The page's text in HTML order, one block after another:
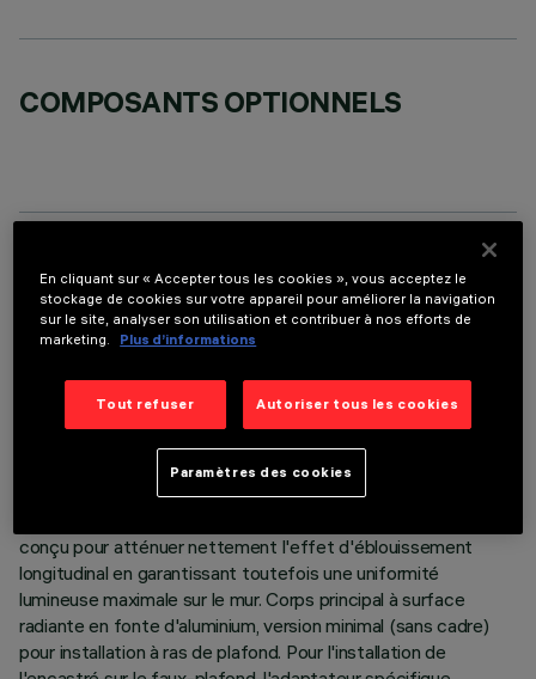
COMPOSANTS OPTIONNELS
DONNÉES TECHNIQUES
DERNIÈRE MISE À JOUR: 06/08/2026
Appareil miniaturisé linéaire encastrable pour sources LED,
système optique breveté garantit une émission homogène et
efficace sur le mur, en évitant les zones d'ombre à proximité
conçu pour atténuer nettement l'effet d'éblouissement
longitudinal en garantissant toutefois une uniformité
lumineuse maximale sur le mur. Corps principal à surface
radiante en fonte d'aluminium, version minimal (sans cadre)
pour installation à ras de plafond. Pour l'installation de
En cliquant sur « Accepter tous les cookies », vous acceptez le
stockage de cookies sur votre appareil pour améliorer la navigation
sur le site, analyser son utilisation et contribuer à nos efforts de
marketing.
Plus d’informations
Tout refuser Autoriser tous les cookies
Paramètres des cookies